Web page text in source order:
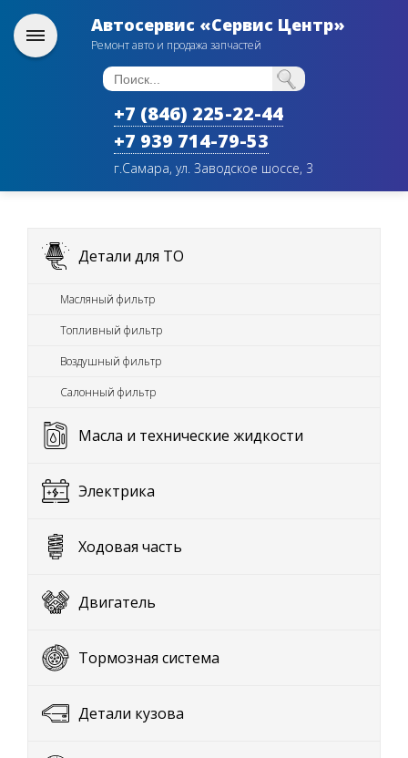
Автосервис «Сервис Центр»
Ремонт авто и продажа запчастей
+7 (846) 225-22-44
+7 939 714-79-53
г.Самара, ул. Заводское шоссе, 3
Детали для ТО
Масляный фильтр
Топливный фильтр
Воздушный фильтр
Салонный фильтр
Масла и технические жидкости
Электрика
Ходовая часть
Двигатель
Тормозная система
Детали кузова